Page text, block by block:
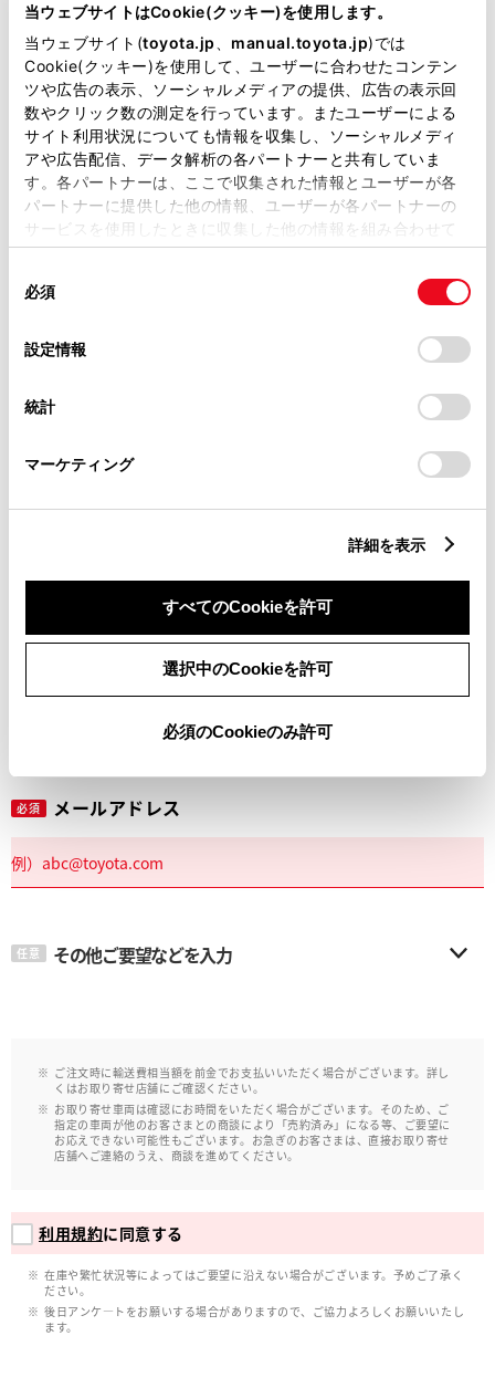
当ウェブサイトはCookie(クッキー)を使用します。
当ウェブサイト(toyota.jp manual.toyota.jp)では
Cookie(クッキー)を使用して、ユーザーに合わせたコンテン
ツや広告の表示、ソーシャルメディアの提供、広告の表示回
数やクリック数の測定を行っています。またユーザーによる
サイト利用状況についても情報を収集し、ソーシャルメディ
アや広告配信、データ解析の各パートナーと共有していま
す。各パートナーは、ここで収集された情報とユーザーが各
パートナーに提供した他の情報、ユーザーが各パートナーの
サービスを使用したときに収集した他の情報を組み合わせて
使用することがあります。当ウェブサイトの使用を続行する
デバイスにすべてのCookie(クッキー)が保存されることに同
意したことになります。Cookie(クッキー)のオプトアウト、
設定の変更、同意を撤回したりするにあたっては、当社の
「Cookie（クッキー）情報の取り扱いについて
」をご覧くだ
必須
設定情報
統計
マーケティング
詳細を表示
すべてのCookieを許可
選択中のCookieを許可
必須のCookieのみ許可
必須 郵便番号
住所自動入力
必須 都道府県
必須 市区町村名
丁目番地
必須 メールアドレス
任意 その他ご要望などを入力
ご注文時に輸送費相当額を前金でお支払いいただく場合がございます。詳し
くはお取り寄せ店舗にご確認ください。
お取り寄せ車両は確認にお時間をいただく場合がございます。そのため、ご
指定の車両が他のお客さまとの商談により「売約済み」になる等、ご要望に
お応えできない可能性もございます。お急ぎのお客さまは、直接お取り寄せ
店舗へご連絡のうえ、商談を進めてください。
利用規約に同意する
在庫や繁忙状況等によってはご要望に沿えない場合がございます。予めご了承く
ださい。
後日アンケ―トをお願いする場合がありますので、ご協力よろしくお願いいたし
ます。